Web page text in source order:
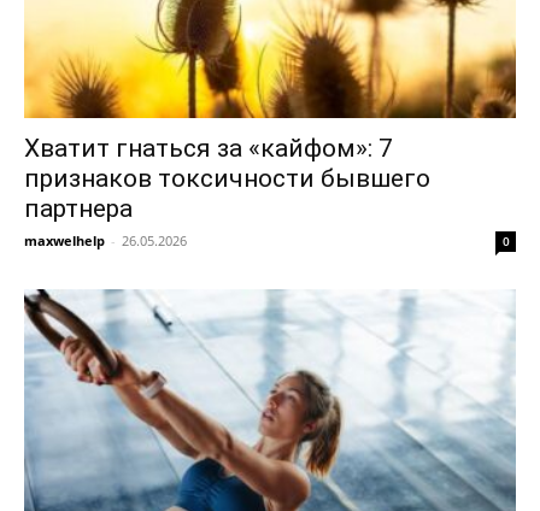
Хватит гнаться за «кайфом»: 7
признаков токсичности бывшего
партнера
maxwelhelp - 26.05.2026 0